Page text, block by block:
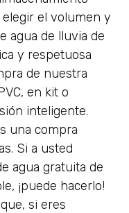
el volumen y
agua de lluvia de
y respetuosa
de nuestra
en kit o
inteligente.
una compra
Si a usted
agua gratuita de
¡puede hacerlo!
si eres